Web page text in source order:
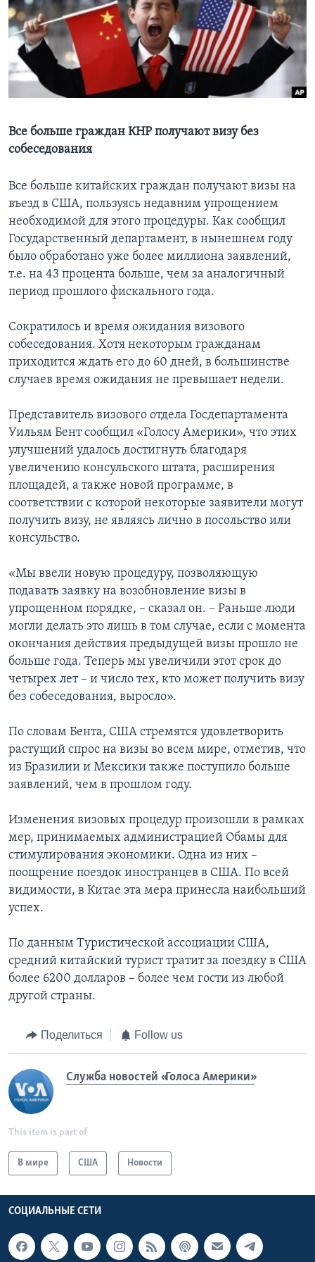
Learning English
СОЦИАЛЬНЫЕ СЕТИ
Языки
Все больше граждан КНР получают визу без
собеседования
Все больше китайских граждан получают визы на
въезд в СШA, пользуясь недавним упрощением
необходимой для этого процедуры. Как сообщил
Государственный департамент, в нынешнем году
было обработано уже более миллиона заявлений,
т.е. на 43 процента больше, чем за аналогичный
период прошлого фискального года.
Сократилось и время ожидания визового
собеседования. Хотя некоторым гражданам
приходится ждать его до 60 дней, в большинстве
случаев время ожидания не превышает недели.
Представитель визового отдела Госдепартамента
Уильям Бент сообщил «Голосу Америки», что этих
улучшений удалось достигнуть благодаря
увеличению консульского штата, расширения
площадей, а также новой программе, в
соответствии с которой некоторые заявители могут
получить визу, не являясь лично в посольство или
консульство.
«Мы ввели новую процедуру, позволяющую
подавать заявку на возобновление визы в
упрощенном порядке, – сказал он. – Раньше люди
могли делать это лишь в том случае, если с момента
окончания действия предыдущей визы прошло не
больше года. Теперь мы увеличили этот срок до
четырех лет – и число тех, кто может получить визу
без собеседования, выросло».
По словам Бента, США стремятся удовлетворить
растущий спрос на визы во всем мире, отметив, что
из Бразилии и Мексики также поступило больше
заявлений, чем в прошлом году.
Изменения визовых процедур произошли в рамках
мер, принимаемых администрацией Обамы для
стимулирования экономики. Одна из них –
поощрение поездок иностранцев в США. По всей
видимости, в Китае эта мера принесла наибольший
успех.
По данным Туристической ассоциации США,
средний китайский турист тратит за поездку в США
более 6200 долларов – более чем гости из любой
другой страны.
Поделиться Follow us
Служба новостей «Голоса Америки»
This item is part of
В мире США Новости
СОЦИАЛЬНЫЕ СЕТИ